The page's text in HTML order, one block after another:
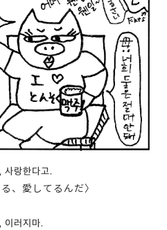
사랑한다고.
、愛してるんだ〉
이러지마.